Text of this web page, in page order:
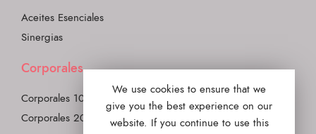
Aceites Esenciales
Sinergias
Corporales
Corporales 100ml
Corporales 200ml
We use cookies to ensure that we
give you the best experience on our
website. If you continue to use this